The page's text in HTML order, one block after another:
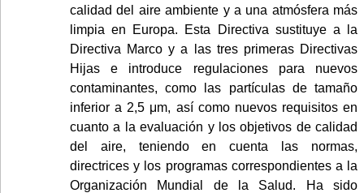
calidad del aire ambiente y a una atmósfera más
limpia en Europa. Esta Directiva sustituye a la
Directiva Marco y a las tres primeras Directivas
Hijas e introduce regulaciones para nuevos
contaminantes, como las partículas de tamaño
inferior a 2,5 μm, así como nuevos requisitos en
cuanto a la evaluación y los objetivos de calidad
del aire, teniendo en cuenta las normas,
directrices y los programas correspondientes a la
Organización Mundial de la Salud. Ha sido